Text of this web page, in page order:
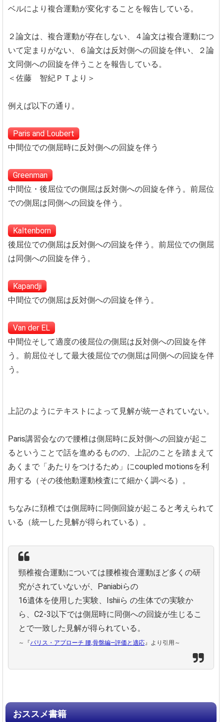
ベルにより複合運動が変化することを報告している。
２論文は、複合運動が存在しない、４論文は複合運動につ
いて定まりがない、６論文は反対側への回旋を伴い、２論
文同側への回旋を伴うことを報告している。
＜佐藤 智紀ＰＴより＞
例えば以下の通り。
Paris and Loubert
中間位での側屈時に反対側への回旋を伴う
Greenman
中間位・後屈位での側屈は反対側への回旋を伴う。前屈位
での側屈は同側への回旋を伴う。
Kaltenborn
後屈位での側屈は反対側への回旋を伴う。前屈位での側屈
は同側への回旋を伴う。
Kapandji
中間位での側屈は反対側への回旋を伴う。
Van der EL
中間位そして適度の後屈位の側屈は反対側への回旋を伴
う。前屈位そして最大後屈位での側屈は同側への回旋を伴
う。
上記のようにテキストによって見解が統一されていない。
Paris講習会なので腰椎は側屈時に反対側への回旋が起こ
るということで話を進めるものの、上記のことを踏まえて
あくまで「あたりをつけるため」にcoupled motionsを利
用する（その後他動運動検査にて細かく調べる）。
ちなみに頚椎では側屈時に同側回旋が起こると考えられて
いる（統一した見解が得られている）。
頸椎複合運動については腰椎複合運動ほど多くの研
究がされていないが、Paniabiらの
16遺体を使用した実験、Ishiiら の生体での実験か
ら、C2-3以下では側屈時に同側への回旋が生じるこ
とで一致した見解が得られている。
～『パリス・アプローチ 腰,骨盤編―評価と適応』より引用～
おススメ書籍